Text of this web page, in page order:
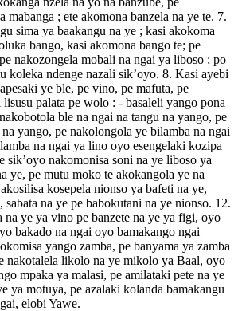
mabanga ; ete akomona banzela na ye te. 7.
sima ya baakangu na ye ; kasi akokoma
bango, kasi akomona bango te; pe
nakozongela mobali na ngai ya liboso ; po
koleka ndenge nazali sik’oyo. 8. Kasi ayebi
ye ble, pe vino, pe mafuta, pe
palata pe wolo : - basaleli yango pona
ble na ngai na tangu na yango, pe
yango, pe nakolongola ye bilamba na ngai
na ngai ya lino oyo esengelaki kozipa
sik’oyo nakomonisa soni na ye liboso ya
ye, pe mutu moko te akokangola ye na
kosepela nionso ya bafeti na ye,
sabata na ye pe babokutani na ye nionso. 12.
na ye ya vino pe banzete na ye ya figi, oyo
bakado na ngai oyo bamakango ngai
yango zamba, pe banyama ya zamba
nakotalela likolo na ye mikolo ya Baal, oyo
mpaka ya malasi, pe amilataki pete na ye
ya motuya, pe azalaki kolanda bamakangu
elobi Yawe.